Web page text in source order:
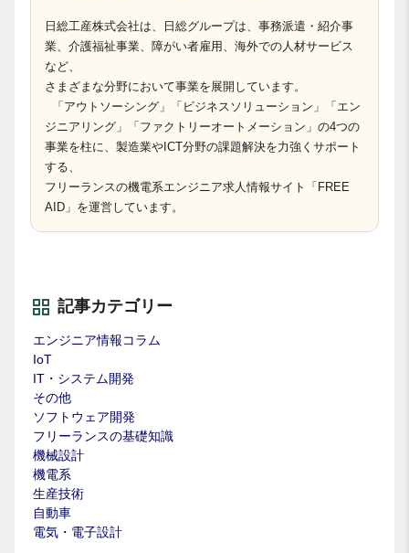
日総工産株式会社は、日総グループは、事務派遣・紹介事
業、介護福祉事業、障がい者雇用、海外での人材サービス
など、
さまざまな分野において事業を展開しています。
「アウトソーシング」「ビジネスソリューション」「エン
ジニアリング」「ファクトリーオートメーション」の4つの
事業を柱に、製造業やICT分野の課題解決を力強くサポート
する、
フリーランスの機電系エンジニア求人情報サイト「FREE
AID」を運営しています。
記事カテゴリー
エンジニア情報コラム
IoT
IT・システム開発
その他
ソフトウェア開発
フリーランスの基礎知識
機械設計
機電系
生産技術
自動車
電気・電子設計